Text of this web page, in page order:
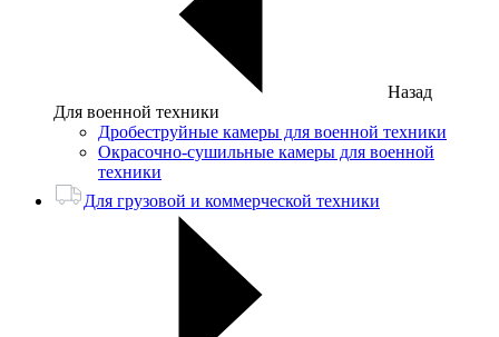
Назад
Для военной техники
Дробеструйные камеры для военной техники
Окрасочно-сушильные камеры для военной
техники
Для грузовой и коммерческой техники